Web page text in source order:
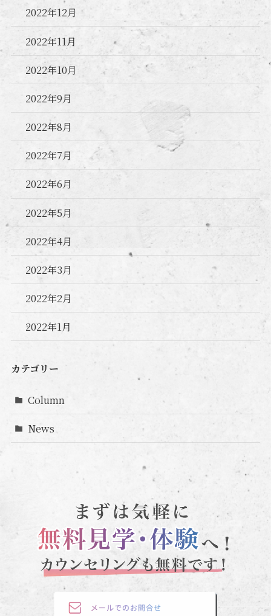
2022年12月
2022年11月
2022年10月
2022年9月
2022年8月
2022年7月
2022年6月
2022年5月
2022年4月
2022年3月
2022年2月
2022年1月
カテゴリー
Column
News